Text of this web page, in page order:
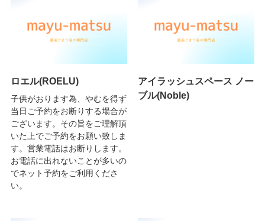
ロエル(ROELU)
子供がおります為、やむを得ず
当日ご予約をお断りする場合が
ございます。その旨をご理解頂
いた上でご予約をお願い致しま
す。営業電話はお断りします。
お電話に出れないことが多いの
でネット予約をご利用くださ
い。
アイラッシュスペース ノー
ブル(Noble)